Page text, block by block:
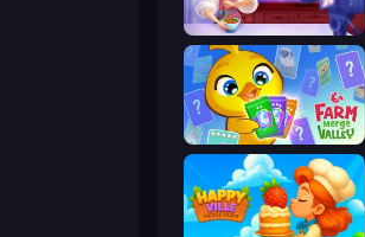
Cooking Live
Farm Merge Valley